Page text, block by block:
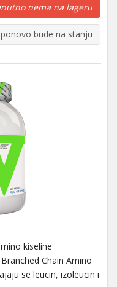
nema na lageru
bude na stanju
kiseline
Chain Amino
se leucin, izoleucin i